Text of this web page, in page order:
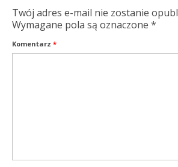
Twój adres e-mail nie zostanie
Wymagane pola są oznaczone *
Komentarz *